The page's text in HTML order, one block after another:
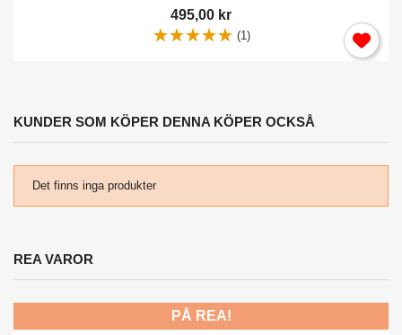
495,00 kr
(1)
KUNDER SOM KÖPER DENNA KÖPER OCKSÅ
Det finns inga produkter
REA VAROR
PÅ REA!